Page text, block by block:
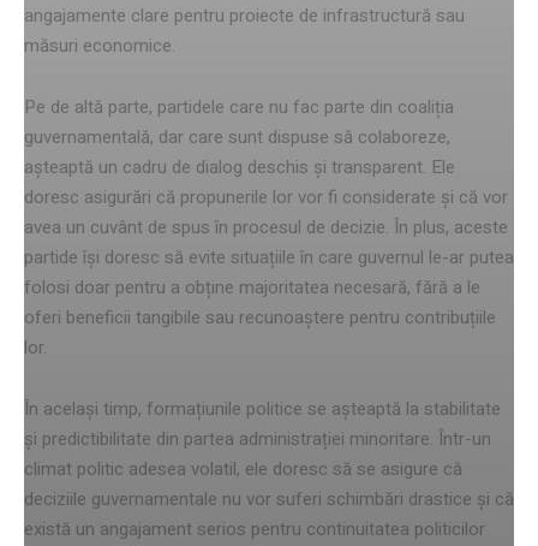
angajamente clare pentru proiecte de infrastructură sau
măsuri economice.
Pe de altă parte, partidele care nu fac parte din coaliția
guvernamentală, dar care sunt dispuse să colaboreze,
așteaptă un cadru de dialog deschis și transparent. Ele
doresc asigurări că propunerile lor vor fi considerate și că vor
avea un cuvânt de spus în procesul de decizie. În plus, aceste
partide își doresc să evite situațiile în care guvernul le-ar putea
folosi doar pentru a obține majoritatea necesară, fără a le
oferi beneficii tangibile sau recunoaștere pentru contribuțiile
lor.
În același timp, formațiunile politice se așteaptă la stabilitate
și predictibilitate din partea administrației minoritare. Într-un
climat politic adesea volatil, ele doresc să se asigure că
deciziile guvernamentale nu vor suferi schimbări drastice și că
există un angajament serios pentru continuitatea politicilor